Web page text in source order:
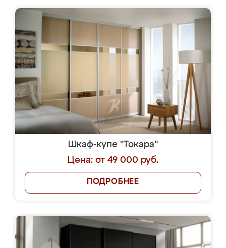
Шкаф-купе "Токара"
Цена: от 49 000 руб.
ПОДРОБНЕЕ